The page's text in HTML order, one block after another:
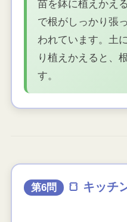
苗を鉢に植えかえ
で根がしっかり張
われています。土
り植えかえると、
す。
第6問 🍞 キッチ